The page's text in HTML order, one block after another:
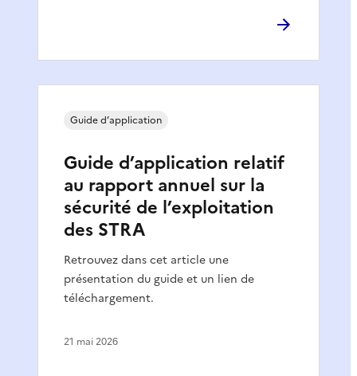
Guide d’application relatif
au rapport annuel sur la
sécurité de l’exploitation
des STRA
Retrouvez dans cet article une
présentation du guide et un lien de
téléchargement.
Guide d’application
21 mai 2026